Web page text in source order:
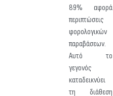
89% αφορά
περιπτώσεις
φορολογικών
παραβάσεων.
Αυτό το
γεγονός
καταδεικνύει
τη διάθεση